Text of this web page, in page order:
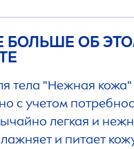
БОЛЬШЕ ОБ
тела "Нежная
с учетом
легкая и
и питает